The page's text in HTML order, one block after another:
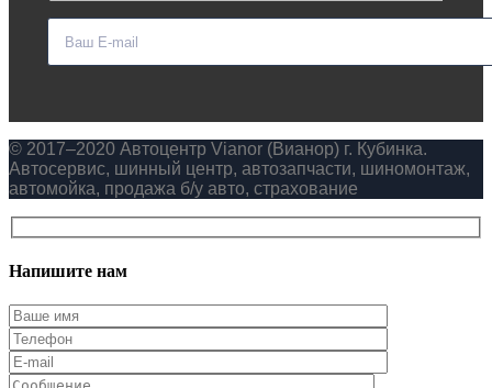
© 2017–2020 Автоцентр Vianor (Вианор) г. Кубинка.
Автосервис, шинный центр, автозапчасти, шиномонтаж,
автомойка, продажа б/у авто, страхование
Напишите нам